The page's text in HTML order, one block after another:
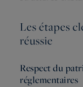
Les étapes
réussie
Respect du
réglementaires